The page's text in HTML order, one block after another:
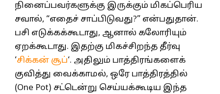
நினைப்பவர்களுக்கு இருக்கும் மிகப்பெரிய
சவால், “எதைச் சாப்பிடுவது?” என்பதுதான்.
பசி எடுக்கக்கூடாது, ஆனால் கலோரியும்
ஏறக்கூடாது. இதற்கு மிகச்சிறந்த தீர்வு
‘சிக்கன் சூப்‘. அதிலும் பாத்திரங்களைக்
குவித்து வைக்காமல், ஒரே பாத்திரத்தில்
(One Pot) சட்டென்று செய்யக்கூடிய இந்த